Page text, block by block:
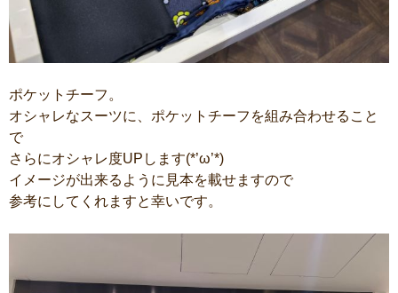
ポケットチーフ。
オシャレなスーツに、ポケットチーフを組み合わせること
で
さらにオシャレ度UPします(*’ω’*)
イメージが出来るように見本を載せますので
参考にしてくれますと幸いです。